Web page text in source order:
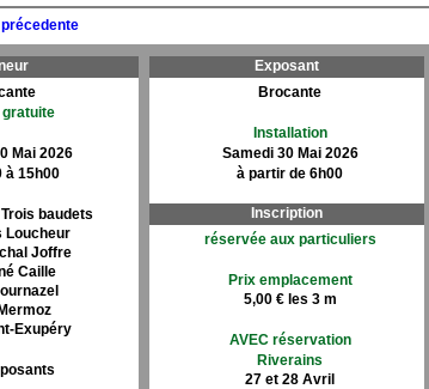
précedente
Mai 2026
à 15h00
baudets
Loucheur
Joffre
Caille
Exupéry
Exposant
Brocante
Installation
Samedi 30 Mai 2026
à partir de 6h00
Inscription
réservée aux particuliers
Prix emplacement
5,00 € les 3 m
AVEC réservation
Riverains
27 et 28 Avril